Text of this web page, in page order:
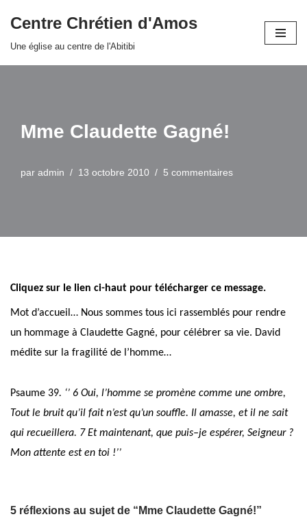
Centre Chrétien d'Amos
Une église au centre de l'Abitibi
Mme Claudette Gagné!
par admin 13 octobre 2010 5 commentaires
Cliquez sur le lien ci-haut pour télécharger ce message.
Mot d’accueil… Nous sommes tous ici rassemblés pour rendre
un hommage à Claudette Gagné, pour célébrer sa vie. David
médite sur la fragilité de l’homme…
Psaume 39. ‘’ 6 Oui, l’homme se promène comme une ombre,
Tout le bruit qu’il fait n’est qu’un souffle. Il amasse, et il ne sait
qui recueillera. 7 Et maintenant, que puis–je espérer, Seigneur ?
Mon attente est en toi !’’
5 réflexions au sujet de “Mme Claudette Gagné!”